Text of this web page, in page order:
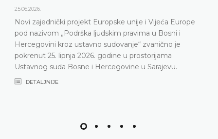
25.06.2026.
Novi zajednički projekt Europske unije i Vijeća Europe
pod nazivom „Podrška ljudskim pravima u Bosni i
Hercegovini kroz ustavno sudovanje“ zvanično je
pokrenut 25. lipnja 2026. godine u prostorijama
Ustavnog suda Bosne i Hercegovine u Sarajevu.
DETALJNIJE